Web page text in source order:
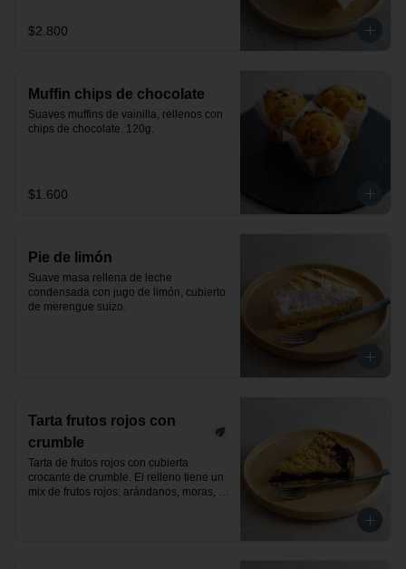
$2.800
Muffin chips de chocolate
Suaves muffins de vainilla, rellenos con
chips de chocolate. 120g.
$1.600
Pie de limón
Suave masa rellena de leche
condensada con jugo de limón, cubierto
de merengue suizo.
Tarta frutos rojos con
crumble
Tarta de frutos rojos con cubierta
crocante de crumble. El relleno tiene un
mix de frutos rojos: arándanos, moras,